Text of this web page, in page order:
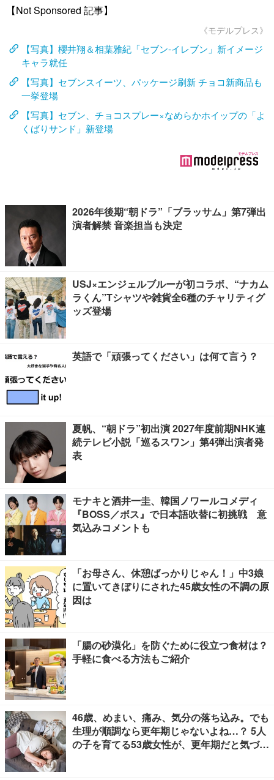
【Not Sponsored 記事】
《モデルプレス》
【写真】櫻井翔＆相葉雅紀「セブン-イレブン」新イメージ
キャラ就任
【写真】セブンスイーツ、パッケージ刷新 チョコ新商品も
一挙登場
【写真】セブン、チョコスプレー×なめらかホイップの「よ
くばりサンド」新登場
2026年後期“朝ドラ”「ブラッサム」第7弾出
演者解禁 音楽担当も決定
USJ×エンジェルブルーが初コラボ、“ナカム
ラくん”Tシャツや雑貨全6種のチャリティグ
ッズ登場
英語で「頑張ってください」は何て言う？
夏帆、“朝ドラ”初出演 2027年度前期NHK連
続テレビ小説「巡るスワン」第4弾出演者発
表
モナキと酒井一圭、韓国ノワールコメディ
『BOSS／ボス』で日本語吹替に初挑戦 意
気込みコメントも
「お母さん、休憩ばっかりじゃん！」中3娘
に置いてきぼりにされた45歳女性の不調の原
因は
「腸の砂漠化」を防ぐために役立つ食材は？
手軽に食べる方法もご紹介
46歳、めまい、痛み、気分の落ち込み。でも
生理が順調なら更年期じゃないよね…？ 5人
の子を育てる53歳女性が、更年期だと気づく